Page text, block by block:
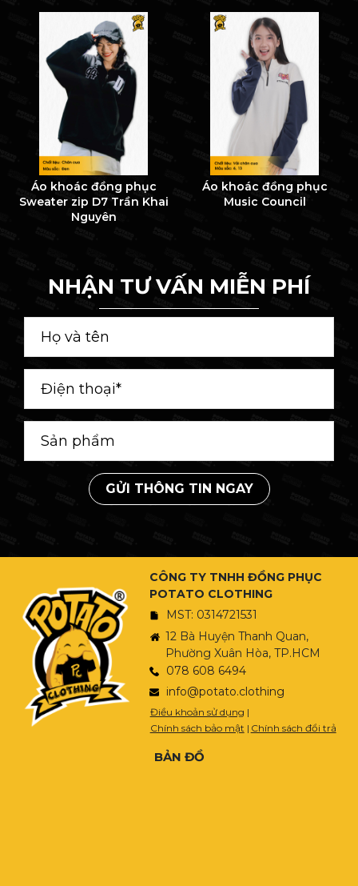
Áo khoác đồng phục
Sweater zip D7 Trần Khai
Nguyên
Áo khoác đồng phục
Music Council
NHẬN TƯ VẤN MIỄN PHÍ
GỬI THÔNG TIN NGAY
CÔNG TY TNHH ĐỒNG PHỤC
POTATO CLOTHING
MST: 0314721531
12 Bà Huyện Thanh Quan,
Phường Xuân Hòa, TP.HCM
078 608 6494
info@potato.clothing
Điều khoản sử dụng |
Chính sách bảo mật | Chính sách đổi trả
BẢN ĐỒ